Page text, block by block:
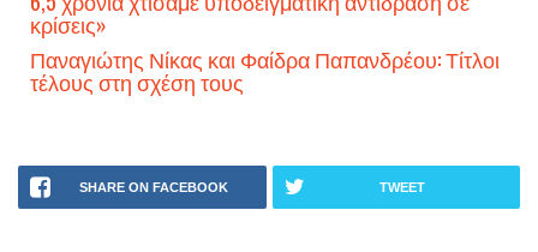
κρίσεις»
Παναγιώτης Νίκας και Φαίδρα Παπανδρέου: Τίτλοι
τέλους στη σχέση τους
SHARE ON FACEBOOK TWEET